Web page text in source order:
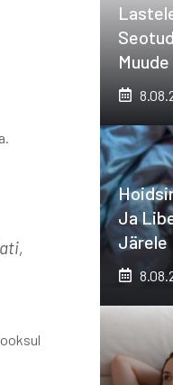
Ja
Järele